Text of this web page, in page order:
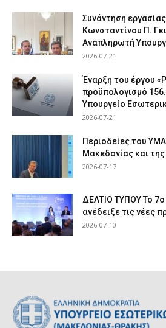
Συνάντηση
Κωνσταντίνου Π.
Αναπληρωτή
2026-07-21
Έναρξη του έργου
προϋπολογισμό
Υπουργείο
2026-07-21
Περιοδείες του
Μακεδονίας και
2026-07-17
ΔΕΛΤΙΟ ΤΥΠΟΥ Το
ανέδειξε τις νέες
2026-07-10